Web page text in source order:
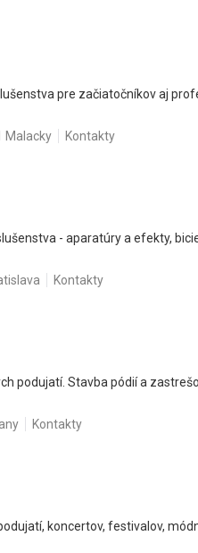
pre začiatočníkov aj
Malacky Kontakty
- aparatúry a efekty,
Kontakty
podujatí. Stavba pódií a
Kontakty
koncertov, festivalov,